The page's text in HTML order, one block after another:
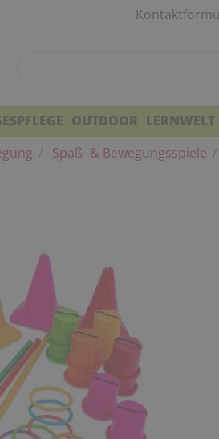
OUTDOOR LERNWELT
Spaß- & Bewegungsspiele